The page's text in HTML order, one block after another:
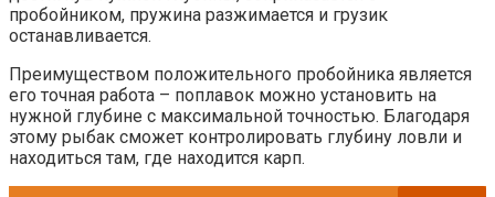
пробойником, пружина разжимается и грузик
останавливается.
Преимуществом положительного пробойника является
его точная работа – поплавок можно установить на
нужной глубине с максимальной точностью. Благодаря
этому рыбак сможет контролировать глубину ловли и
находиться там, где находится карп.